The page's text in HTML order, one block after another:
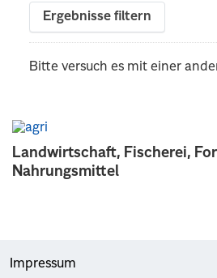
Landwirtschaft, Fischerei,
Nahrungsmittel
Ergebnisse filtern
Bitte versuch es mit einer
Impressum